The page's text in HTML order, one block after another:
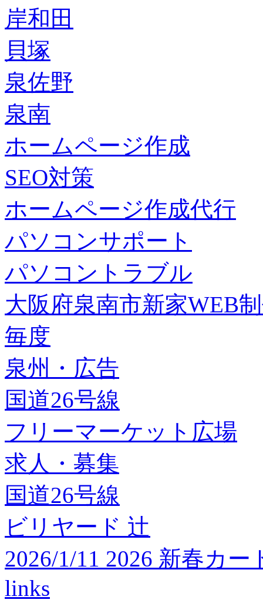
岸和田
貝塚
泉佐野
泉南
ホームページ作成
SEO対策
ホームページ作成代行
パソコンサポート
パソコントラブル
大阪府泉南市新家WEB
毎度
泉州・広告
国道26号線
フリーマーケット広場
求人・募集
国道26号線
ビリヤード 辻
2026/1/11 2026 新春カ
links